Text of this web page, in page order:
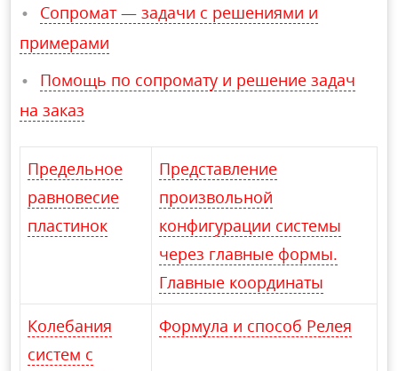
Сопромат — задачи с решениями и
примерами
Помощь по сопромату и решение задач
на заказ
Предельное
равновесие
пластинок
Представление
произвольной
конфигурации системы
через главные формы.
Главные координаты
Колебания
систем с
Формула и способ Релея